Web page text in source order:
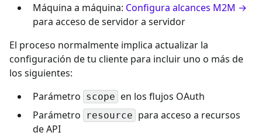
Máquina a máquina: Configura alcances M2M →
para acceso de servidor a servidor
El proceso normalmente implica actualizar la
configuración de tu cliente para incluir uno o más de
los siguientes:
Parámetro scope en los flujos OAuth
Parámetro
resource para acceso a recursos
de API